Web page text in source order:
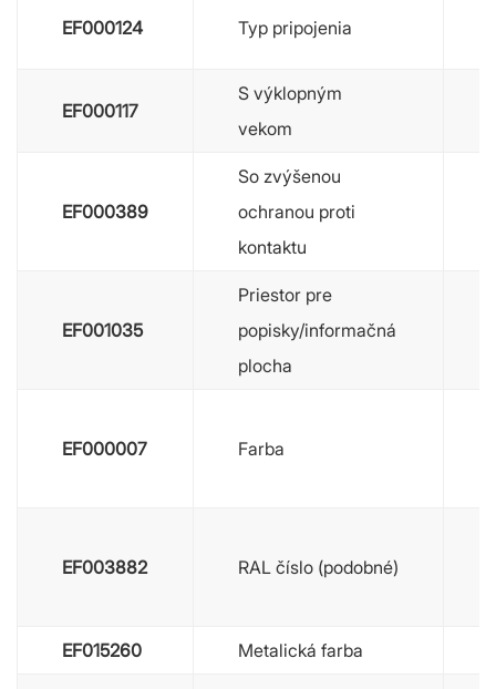
EF000124 Typ pripojenia
EF000117
S výklopným
vekom
EF000389
So zvýšenou
ochranou proti
kontaktu
EF001035
Priestor pre
popisky/informačná
plocha
EF000007 Farba
EF003882 RAL číslo (podobné)
EF015260 Metalická farba